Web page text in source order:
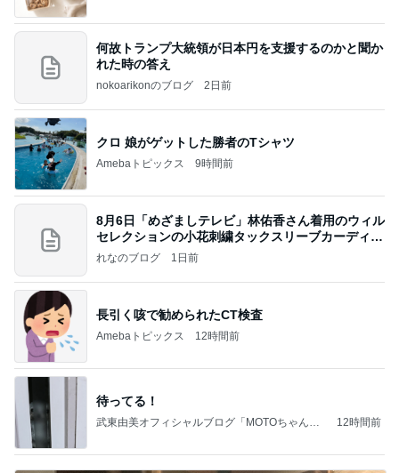
何故トランプ大統領が日本円を支援するのかと聞か
れた時の答え
nokoarikonのブログ 2日前
クロ 娘がゲットした勝者のTシャツ
Amebaトピックス 9時間前
8月6日「めざましテレビ」林佑香さん着用のウィル
セレクションの小花刺繍タックスリーブカーディガ
ン
れなのブログ 1日前
長引く咳で勧められたCT検査
Amebaトピックス 12時間前
待ってる！
武東由美オフィシャルブログ「MOTOちゃんと
12時間前